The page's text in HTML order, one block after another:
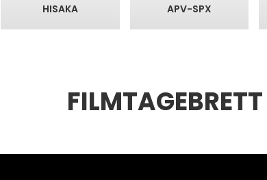
HISAKA APV-SPX
FILMTAGEBRETT